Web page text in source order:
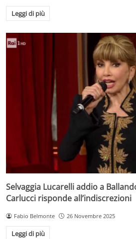
Leggi di più
Selvaggia Lucarelli addio a
Carlucci risponde all’indiscrezioni
Fabio Belmonte 26 Novembre 2025
Leggi di più